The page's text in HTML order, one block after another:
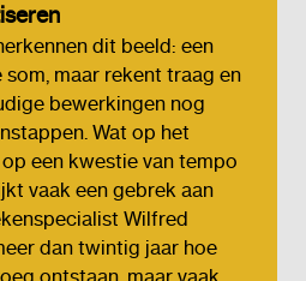
dit beeld: een
maar rekent traag en
bewerkingen nog
Wat op het
een kwestie van tempo
vaak een gebrek aan
Wilfred
dan twintig jaar hoe
ontstaan, maar vaak